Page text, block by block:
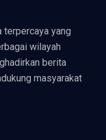
terpercaya yang
wilayah
berita
masyarakat